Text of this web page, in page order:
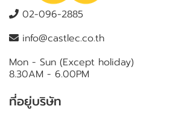
02-096-2885
info@castlec.co.th
Mon - Sun (Except holiday)
8.30AM - 6.00PM
ที่อยู่บริษัท